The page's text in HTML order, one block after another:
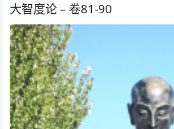
大智度论 – 卷81-90